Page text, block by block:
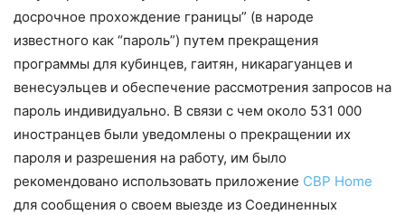
досрочное прохождение границы” (в народе
известного как “пароль”) путем прекращения
программы для кубинцев, гаитян, никарагуанцев и
венесуэльцев и обеспечение рассмотрения запросов на
пароль индивидуально. В связи с чем около 531 000
иностранцев были уведомлены о прекращении их
пароля и разрешения на работу, им было
рекомендовано использовать приложение CBP Home
для сообщения о своем выезде из Соединенных